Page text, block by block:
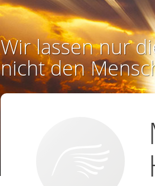
Wir lassen nur
nicht den